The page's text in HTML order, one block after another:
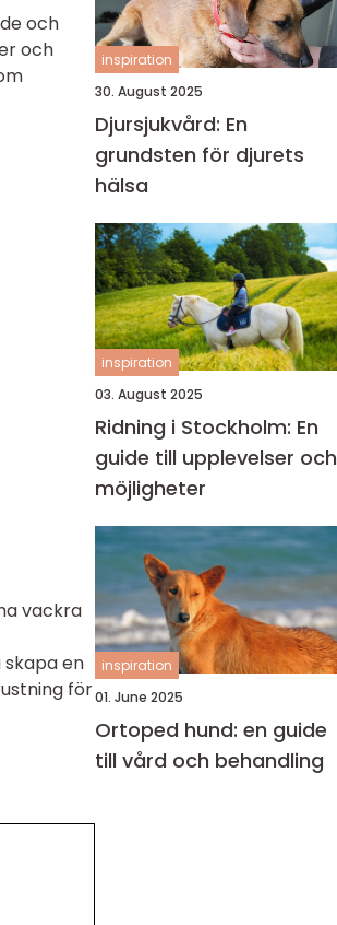
och
och
vackra
en
för
inspiration
30. August 2025
Djursjukvård: En
grundsten för djurets
hälsa
inspiration
03. August 2025
Ridning i Stockholm: En
guide till upplevelser och
möjligheter
inspiration
01. June 2025
Ortoped hund: en guide
till vård och behandling